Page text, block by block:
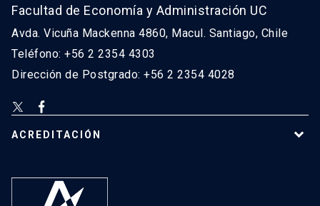
Facultad de Economía y Administración UC
Avda. Vicuña Mackenna 4860, Macul. Santiago, Chile
Teléfono: +56 2 2354 4303
Dirección de Postgrado: +56 2 2354 4028
ACREDITACIÓN